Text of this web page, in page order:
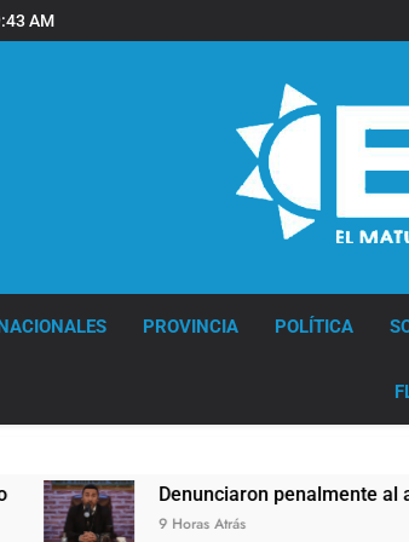
AM
PROVINCIA POLÍTICA
Denunciaron penalmente al
9 Horas Atrás